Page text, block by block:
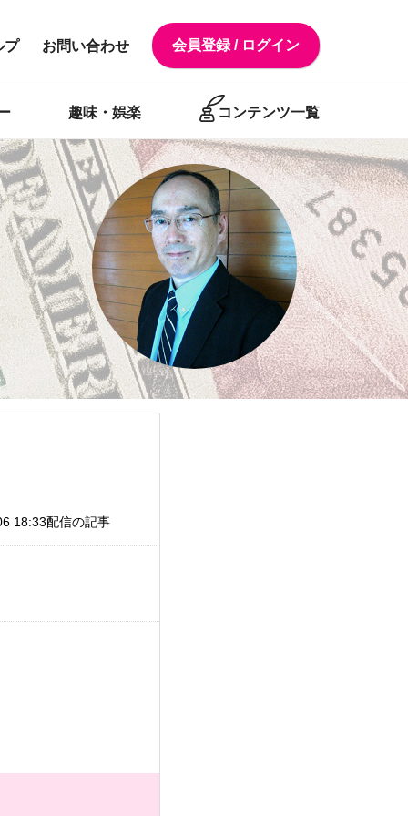
会員登録 / ログイン
お問い合わせ
プ
趣味・娯楽 コンテンツ一覧
18:33配信の記事